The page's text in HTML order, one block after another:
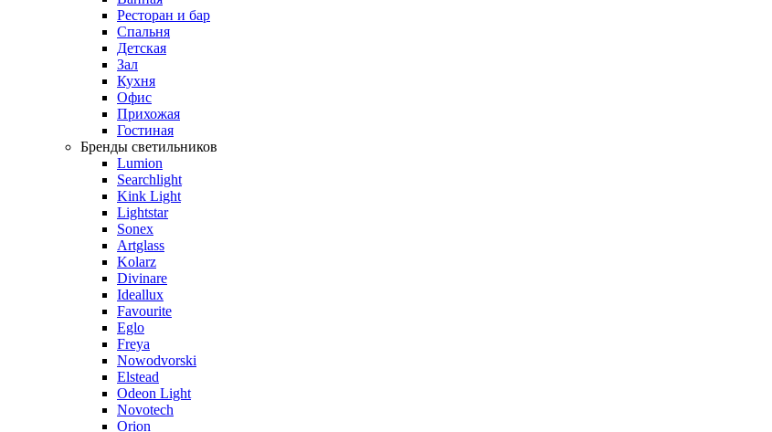
Ресторан и бар
Спальня
Детская
Зал
Кухня
Офис
Прихожая
Гостиная
Бренды светильников
Lumion
Searchlight
Kink Light
Lightstar
Sonex
Artglass
Kolarz
Divinare
Ideallux
Favourite
Eglo
Freya
Nowodvorski
Elstead
Odeon Light
Novotech
Orion